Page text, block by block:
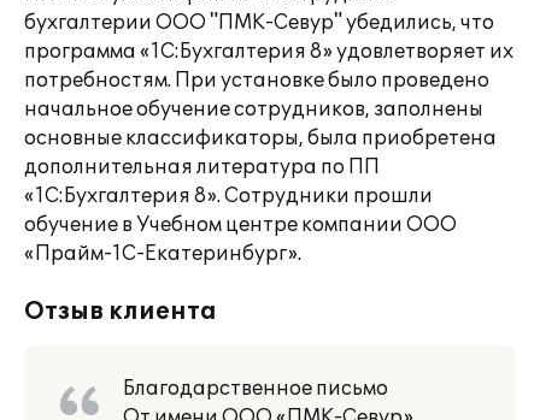
бухгалтерии ООО "ПМК-Севур" убедились, что
программа «1С:Бухгалтерия 8» удовлетворяет их
потребностям. При установке было проведено
начальное обучение сотрудников, заполнены
основные классификаторы, была приобретена
дополнительная литература по ПП
«1С:Бухгалтерия 8». Сотрудники прошли
обучение в Учебном центре компании ООО
«Прайм-1С-Екатеринбург».
Отзыв клиента
Благодарственное письмо